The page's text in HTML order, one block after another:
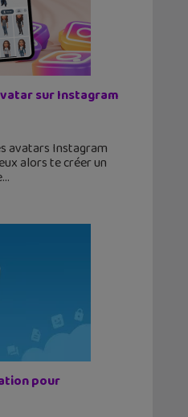
sur Instagram
avatars Instagram
alors te créer un
pour